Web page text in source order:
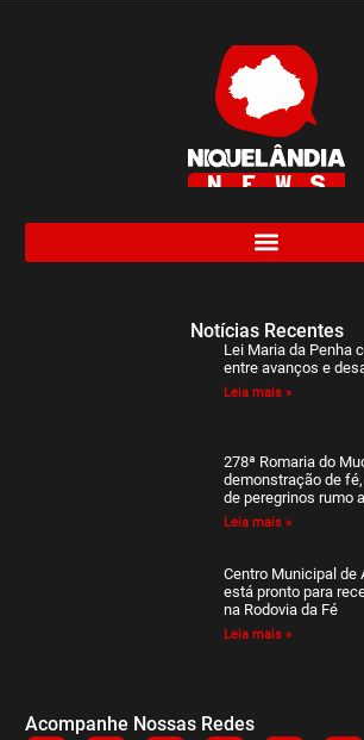
Notícias Recentes
Lei Maria da Penha
entre avanços e
Leia mais »
278ª Romaria do
demonstração de
de peregrinos rumo
Leia mais »
Centro Municipal de
está pronto para
na Rodovia da Fé
Leia mais »
Acompanhe Nossas Redes